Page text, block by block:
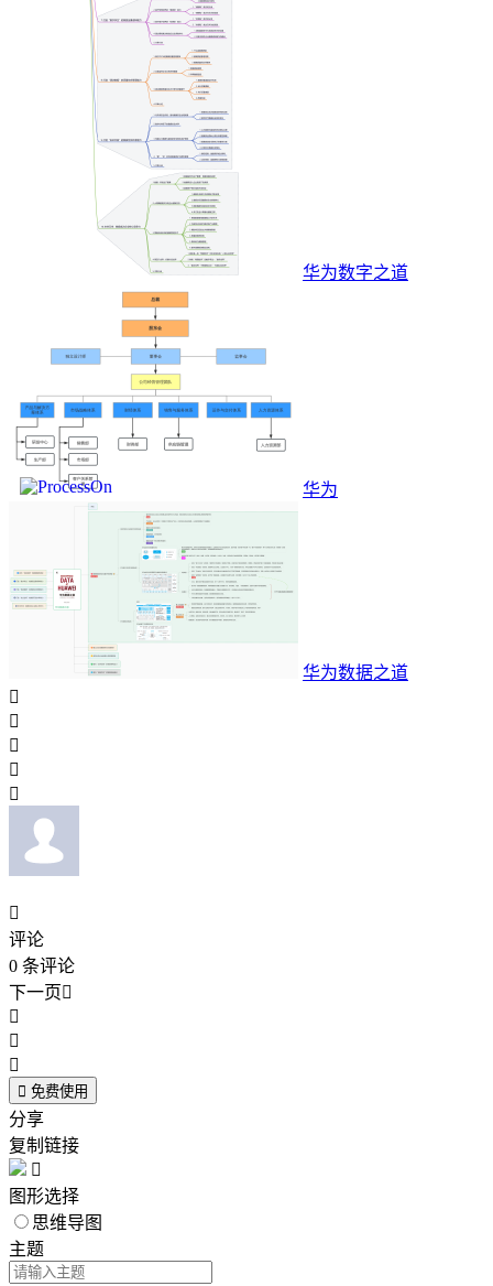
华为数字之道
华为
华为数据之道






评论
0 条评论
下一页



 免费使用
分享
复制链接

图形选择
思维导图
主题